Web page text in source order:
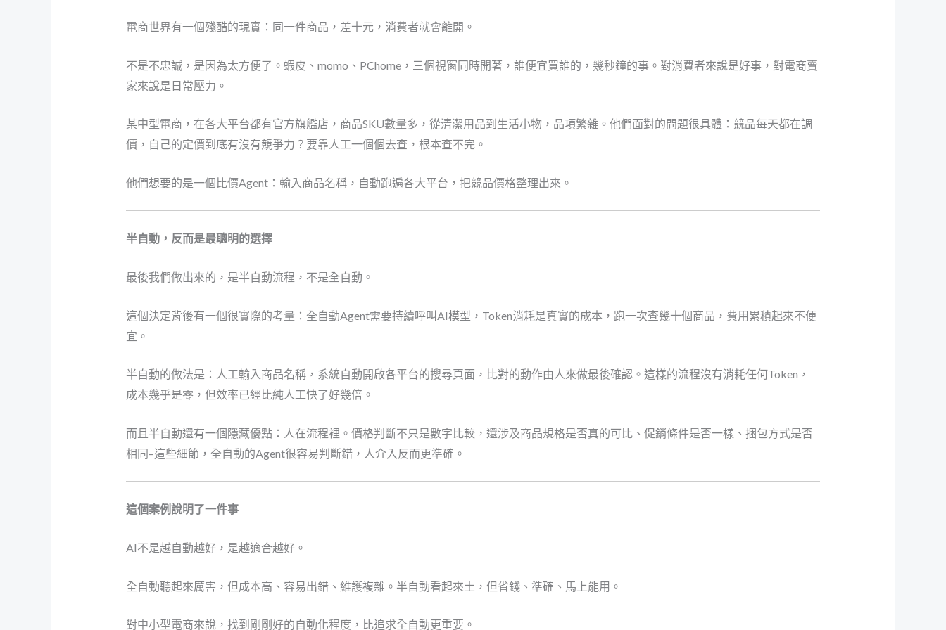
電商世界有一個殘酷的現實：同一件商品，差十元，消費者就會離開。
不是不忠誠，是因為太方便了。蝦皮、momo、PChome，三個視窗同時開著，誰便宜買誰的，幾秒鐘的事。對消費者來說是好事，對電商賣
家來說是日常壓力。
某中型電商，在各大平台都有官方旗艦店，商品SKU數量多，從清潔用品到生活小物，品項繁雜。他們面對的問題很具體：競品每天都在調
價，自己的定價到底有沒有競爭力？要靠人工一個個去查，根本查不完。
他們想要的是一個比價Agent：輸入商品名稱，自動跑遍各大平台，把競品價格整理出來。
半自動，反而是最聰明的選擇
最後我們做出來的，是半自動流程，不是全自動。
這個決定背後有一個很實際的考量：全自動Agent需要持續呼叫AI模型，Token消耗是真實的成本，跑一次查幾十個商品，費用累積起來不便
宜。
半自動的做法是：人工輸入商品名稱，系統自動開啟各平台的搜尋頁面，比對的動作由人來做最後確認。這樣的流程沒有消耗任何Token，
成本幾乎是零，但效率已經比純人工快了好幾倍。
而且半自動還有一個隱藏優點：人在流程裡。價格判斷不只是數字比較，還涉及商品規格是否真的可比、促銷條件是否一樣、捆包方式是否
相同–這些細節，全自動的Agent很容易判斷錯，人介入反而更準確。
這個案例說明了一件事
AI不是越自動越好，是越適合越好。
全自動聽起來厲害，但成本高、容易出錯、維護複雜。半自動看起來土，但省錢、準確、馬上能用。
對中小型電商來說，找到剛剛好的自動化程度，比追求全自動更重要。